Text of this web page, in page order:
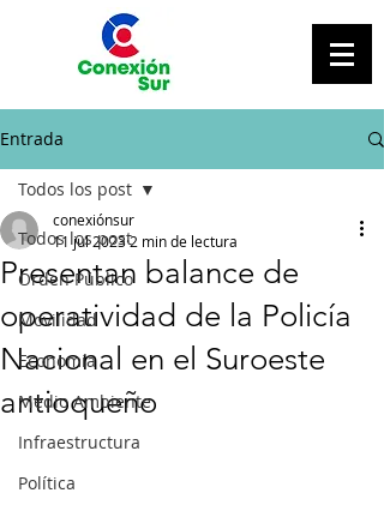
Entrada
Todos los post
Orden Público
Movilidad
Economía
Medio Ambiente
Infraestructura
Política
Todos los post
Presentan balance de
operatividad de la Policía
Nacional en el Suroeste
antioqueño
conexiónsur
11 jul 20232 min de lectura